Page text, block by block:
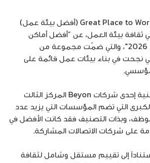
كشفت مؤسسة ®Great Place to Work (أفضل بيئة عمل)
ثقافة بيئة العمل، عن “أفضل أماكن
العمل في الأردن لعام 2026″، والتي ضمّت مجموعة من
نجحت في بناء بيئات عمل قائمة على
وقد شغلت شركة أمنية إحدى شركات Beyon المركز الثالث
التي تضم المؤسسات التي يزيد عدد
عن 200 موظف، وبذات التصنيف فقد كانت الأفضل في
على شركات الاتصالات المشاركة.
إلى تقييم مستقل وشامل لثقافة